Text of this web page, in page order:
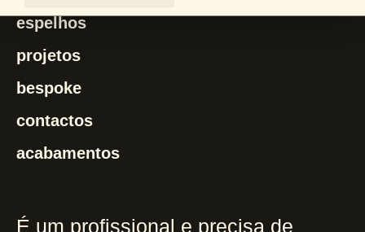
espelhos
projetos
bespoke
contactos
acabamentos
É um profissional e precisa de